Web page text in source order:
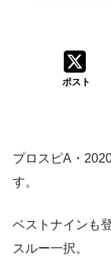
ポスト
プロスピA・
す。
ベストナインも
スルー一択。